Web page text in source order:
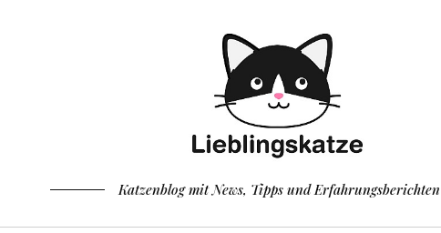
Katzenblog mit News, Tipps und Erfahrungsberichten